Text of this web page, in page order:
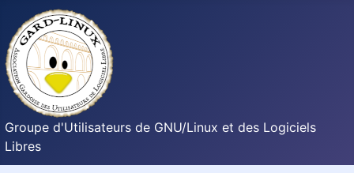
Groupe d'Utilisateurs de GNU/Linux et des Logiciels
Libres